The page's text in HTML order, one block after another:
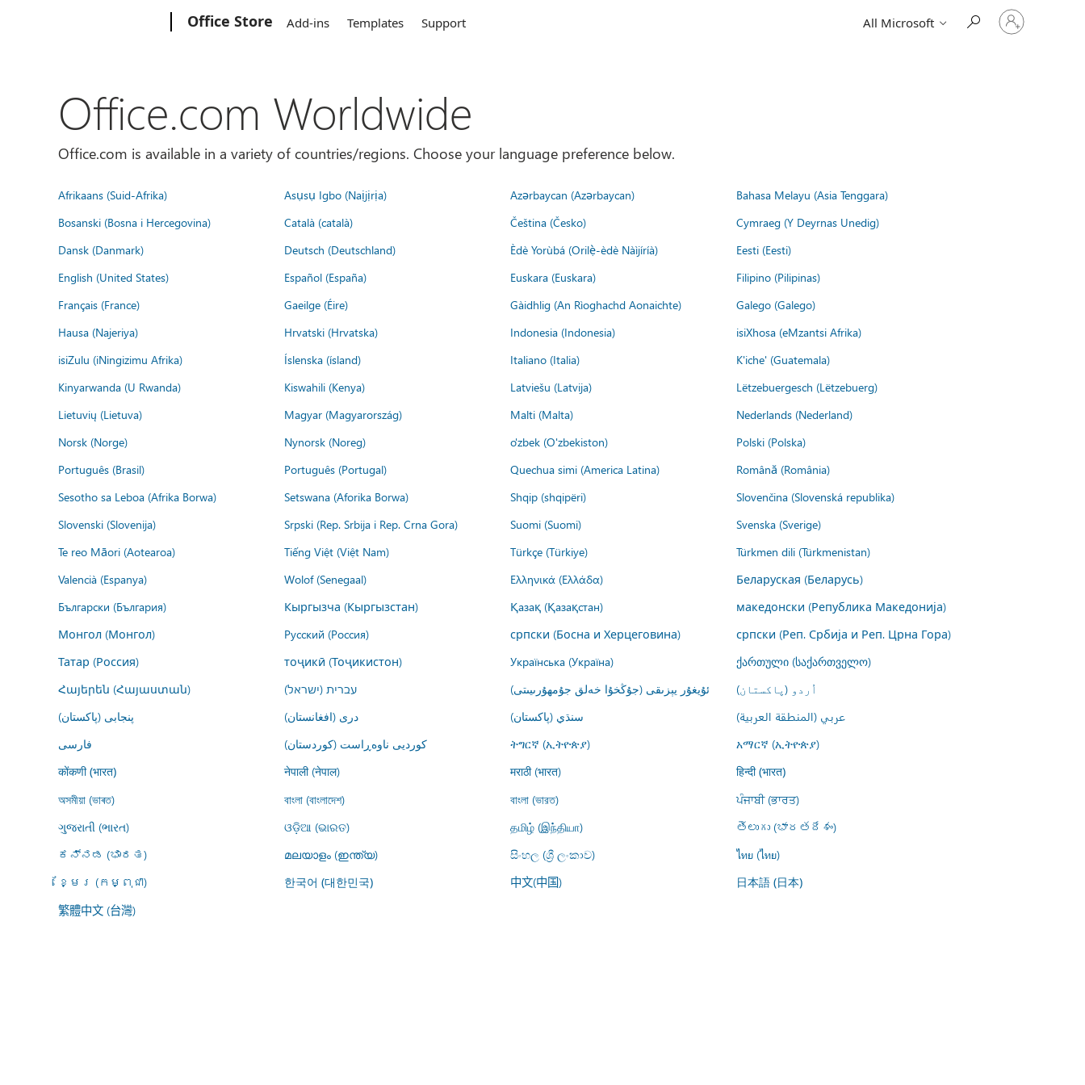
Office Store Add-ins Templates Support All Microsoft
Sign
in
Office.com Worldwide
Office.com is available in a variety of countries/regions. Choose your language preference below.
Afrikaans (Suid-Afrika) Asụsụ Igbo (Naịjịrịa) Azərbaycan (Azərbaycan)
Bahasa Melayu (Asia Tenggara)
Bosanski (Bosna i Hercegovina)
Català (català) Čeština (Česko)
Cymraeg (Y Deyrnas Unedig)
Dansk (Danmark)
Deutsch (Deutschland) Èdè Yorùbá (Orilẹ̀-èdè Nàìjíríà)
Eesti (Eesti)
English (United States)
Español (España) Euskara (Euskara)
Filipino (Pilipinas)
Français (France)
Gaeilge (Éire) Gàidhlig (An Rìoghachd Aonaichte)
Galego (Galego)
Hausa (Najeriya)
Hrvatski (Hrvatska) Indonesia (Indonesia)
isiXhosa (eMzantsi Afrika)
isiZulu (iNingizimu Afrika)
Íslenska (ísland) Italiano (Italia)
K'iche' (Guatemala)
Kinyarwanda (U Rwanda)
Kiswahili (Kenya) Latviešu (Latvija)
Lëtzebuergesch (Lëtzebuerg)
Lietuvių (Lietuva)
Magyar (Magyarország) Malti (Malta)
Nederlands (Nederland)
Norsk (Norge)
Nynorsk (Noreg) o'zbek (O'zbekiston)
Polski (Polska)
Português (Brasil)
Português (Portugal) Quechua simi (America Latina)
Română (România)
Sesotho sa Leboa (Afrika Borwa)
Setswana (Aforika Borwa) Shqip (shqipëri)
Slovenčina (Slovenská republika)
Slovenski (Slovenija)
Srpski (Rep. Srbija i Rep. Crna Gora) Suomi (Suomi)
Svenska (Sverige)
Te reo Māori (Aotearoa)
Tiếng Việt (Việt Nam) Türkçe (Türkiye)
Türkmen dili (Türkmenistan)
Valencià (Espanya)
Wolof (Senegaal) Ελληνικά (Ελλάδα)
Беларуская (Беларусь)
Български (България)
Кыргызча (Кыргызстан) Қазақ (Қазақстан)
македонски (Република Македонија)
Монгол (Монгол)
Русский (Россия) српски (Босна и Херцеговина)
српски (Реп. Србија и Реп. Црна Гора)
Татар (Россия)
тоҷикӣ (Тоҷикистон) Українська (Україна)
ქართული (საქართველო)
Հայերեն (Հայաստան)
עברית (ישראל) ئۇيغۇر يېزىقى (جۇڭخۇا خەلق جۇمھۇرىيىتى)
اُردو (پاکستان)
پنجابی (پاکستان)
درى (افغانستان) سنڌي (پاکستان)
عربي (المنطقة العربية)
فارسى
کوردیی ناوەڕاست (کوردستان) ትግርኛ (ኢትዮጵያ) አማርኛ (ኢትዮጵያ)
कोंकणी (भारत) नेपाली (नेपाल) मराठी (भारत) हिन्दी (भारत)
অসমীয়া (ভাৰত) বাংলা (বাংলাদেশ) বাংলা (ভারত)
ਪੰਜਾਬੀ (ਭਾਰਤ)
ગુજરાતી (ભારત)
ଓଡ଼ିଆ (ଭାରତ) தமிழ் (இந்தியா)
తెలుగు (భారతదేశం)
ಕನ್ನಡ (ಭಾರತ)
മലയാളം (ഇന്ത്യ) සිංහල (ශ්‍රී ලංකාව)
ไทย (ไทย)
ខ្មែរ (កម្ពុជា)
한국어 (대한민국) 中文(中国) 日本語 (日本)
繁體中文 (台灣)